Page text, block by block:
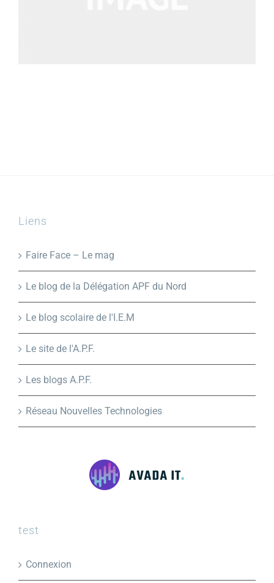
Liens
Faire Face – Le mag
Le blog de la Délégation APF du Nord
Le blog scolaire de l'I.E.M
Le site de l'A.P.F.
Les blogs A.P.F.
Réseau Nouvelles Technologies
test
Connexion